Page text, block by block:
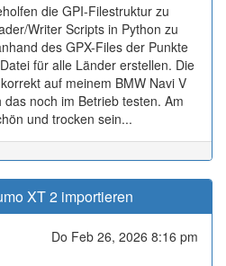
die GPI-Filestruktur zu
Writer Scripts in Python zu
des GPX-Files der Punkte
für alle Länder erstellen. Die
auf meinem BMW Navi V
noch im Betrieb testen. Am
und trocken sein...
XT 2 importieren
Do Feb 26, 2026 8:16 pm